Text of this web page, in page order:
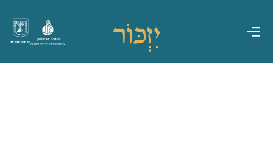
מדינת ישראל
משרד הביטחון
אגף משפחות, הנצחה ומורשת